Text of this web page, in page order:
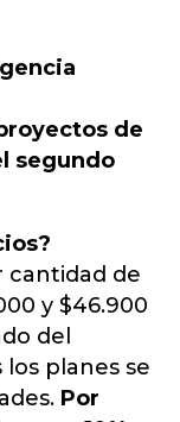
de
segundo
cantidad de
y $46.900
del
planes se
Por